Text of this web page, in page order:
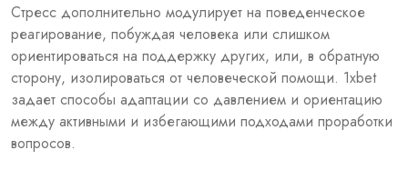
Стресс дополнительно модулирует на поведенческое
реагирование, побуждая человека или слишком
ориентироваться на поддержку других, или, в обратную
сторону, изолироваться от человеческой помощи. 1xbet
задает способы адаптации со давлением и ориентацию
между активными и избегающими подходами проработки
вопросов.